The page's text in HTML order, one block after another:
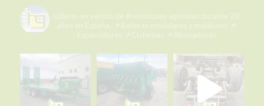
View on Facebook
Remolques Hermanos García
1 week ago
Cerrando el día con la mejor vista y la mejor mercancía. ¡Momento
perfecto para unas fotos espectaculares! 🌇📸
Gracias a Fernando Paramo 🚜🌄
Líderes en ventas de #remolques agrícolas durante 20
años en España.
📌Bañeras modulares y multiusos
📌
Esparcidores
📌Cisternas 📌Abonadoras